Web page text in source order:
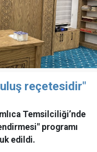
reçetesidir"
Temsilciliği’nde
programı
edildi.